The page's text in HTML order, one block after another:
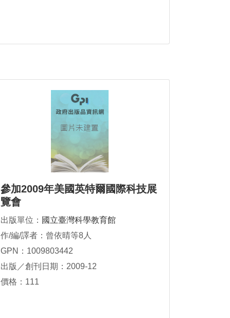
參加2009年美國英特爾國際科技展
覽會
出版單位： 國立臺灣科學教育館
作/編/譯者：曾依晴等8人
GPN：1009803442
出版／創刊日期：2009-12
價格：111